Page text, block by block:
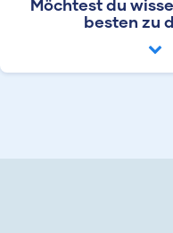
Möchtest du
besten zu